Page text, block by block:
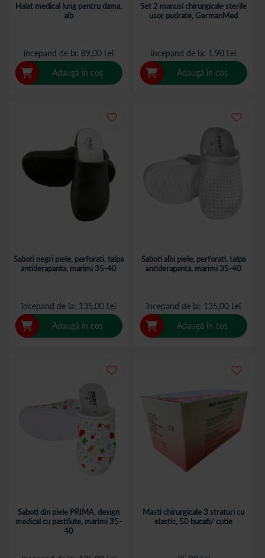
Halat medical lung pentru dama,
alb
începand de la 89,00 Lei
Adaugă în coș
Set 2 manusi chirurgicale sterile
usor pudrate, GermanMed
începand de la 1,90 Lei
Adaugă în coș
Saboti negri piele, perforati, talpa
antiderapanta, marimi 35-40
începand de la 135,00 Lei
Adaugă în coș
Saboti albi piele, perforati, talpa
antiderapanta, marimi 35-40
începand de la 135,00 Lei
Adaugă în coș
Saboti din piele PRIMA, design
medical cu pastilute, marimi 35-
40
Masti chirurgicale 3 straturi cu
elastic, 50 bucati/ cutie